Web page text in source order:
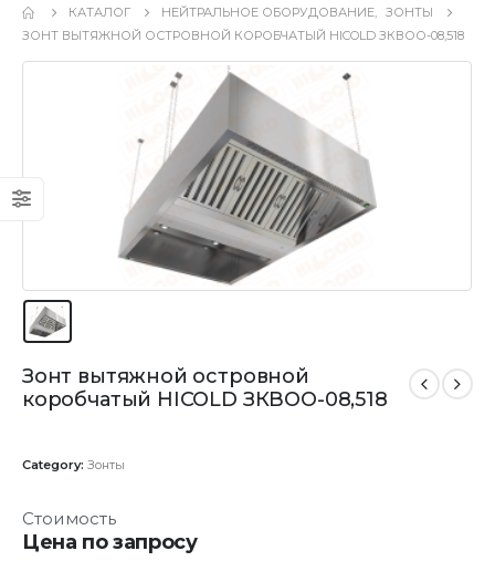
КАТАЛОГ НЕЙТРАЛЬНОЕ ОБОРУДОВАНИЕ, ЗОНТЫ
ЗОНТ ВЫТЯЖНОЙ ОСТРОВНОЙ КОРОБЧАТЫЙ HICOLD ЗКВОО-08,518
Зонт вытяжной островной
коробчатый HICOLD ЗКВОО-08,518
Category: Зонты
Стоимость
Цена по запросу